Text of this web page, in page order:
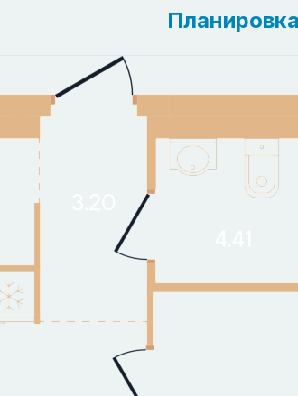
Планировка